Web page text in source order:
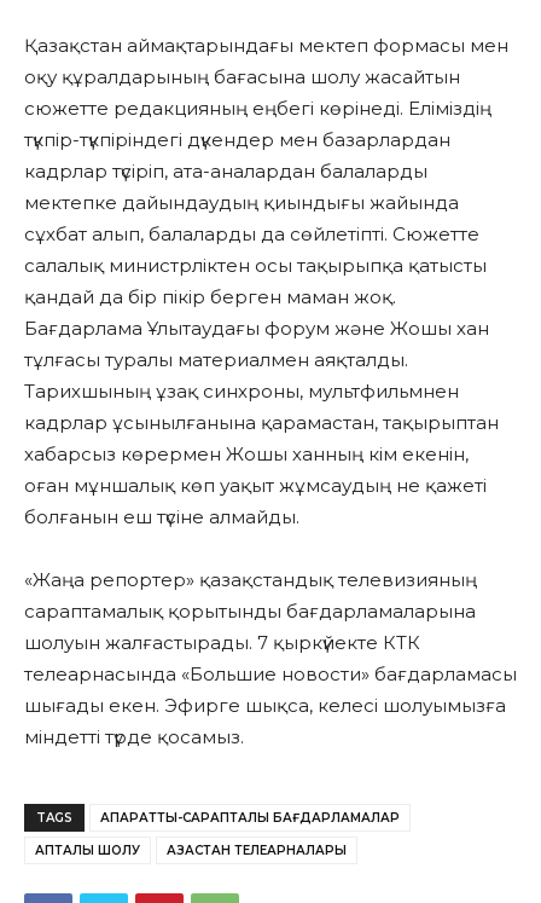
Қазақстан аймақтарындағы мектеп формасы мен
оқу құралдарының бағасына шолу жасайтын
сюжетте редакцияның еңбегі көрінеді. Еліміздің
түкпір-түкпіріндегі дүкендер мен базарлардан
кадрлар түсіріп, ата-аналардан балаларды
мектепке дайындаудың қиындығы жайында
сұхбат алып, балаларды да сөйлетіпті. Сюжетте
салалық министрліктен осы тақырыпқа қатысты
қандай да бір пікір берген маман жоқ.
Бағдарлама Ұлытаудағы форум және Жошы хан
тұлғасы туралы материалмен аяқталды.
Тарихшының ұзақ синхроны, мультфильмнен
кадрлар ұсынылғанына қарамастан, тақырыптан
хабарсыз көрермен Жошы ханның кім екенін,
оған мұншалық көп уақыт жұмсаудың не қажеті
болғанын еш түсіне алмайды.
«Жаңа репортер» қазақстандық телевизияның
сараптамалық қорытынды бағдарламаларына
шолуын жалғастырады. 7 қыркүйекте КТК
телеарнасында «Большие новости» бағдарламасы
шығады екен. Эфирге шықса, келесі шолуымызға
міндетті түрде қосамыз.
TAGS АҚПАРАТТЫҚ-САРАПТАЛЫҚ БАҒДАРЛАМАЛАР
АПТАЛЫҚ ШОЛУ ҚАЗАҚСТАН ТЕЛЕАРНАЛАРЫ